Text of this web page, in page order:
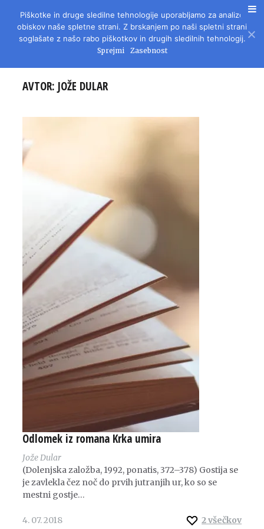
REVIJA ZA LITERATURO, KULTURO IN DRUŽBENA VPRAŠANJA
AVTOR: JOŽE DULAR
Odlomek iz romana Krka umira
Jože Dular
(Dolenjska založba, 1992, ponatis, 372–378) Gostija se
je zavlekla čez noč do prvih jutranjih ur, ko so se
mestni gostje…
2všečkov
4. 07. 2018
Piškotke in druge sledilne tehnologije uporabljamo za analizo
obiskov naše spletne strani. Z brskanjem po naši spletni strani
soglašate z našo rabo piškotkov in drugih sledilnih tehnologij.
Sprejmi Zasebnost